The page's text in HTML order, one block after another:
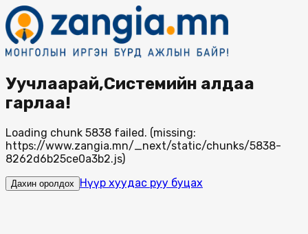
Уучлаарай,Системийн алдаа
гарлаа!
Loading chunk 5838 failed. (missing:
https://www.zangia.mn/_next/static/chunks/5838-
8262d6b25ce0a3b2.js)
Дахин оролдох Нүүр хуудас руу буцах